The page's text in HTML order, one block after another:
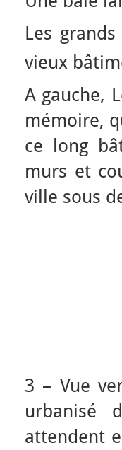
Les
vieux
A gauche,
mémoire,
ce long
murs et
ville sous
3 – Vue
urbanisé
attendent